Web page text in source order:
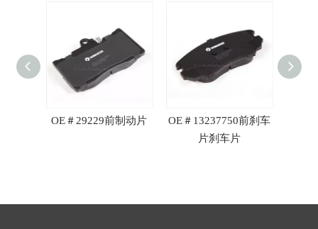
OE＃29229前制动片
OE＃13237750前刹车
片刹车片